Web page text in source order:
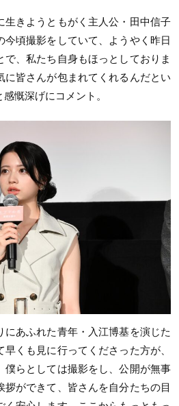
生きようともがく主人公・田中信子
今頃撮影をしていて、ようやく昨日
、私たち自身もほっとしておりま
に皆さんが包まれてくれるんだとい
慨深げにコメント。
あふれた青年・入江博基を演じた
くも見に行ってくださった方が、
僕らとしては撮影をし、公開が無事
拶ができて、皆さんを自分たちの目